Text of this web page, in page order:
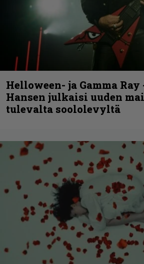
Helloween- ja Gamma
Hansen julkaisi uuden
tulevalta soololevyltä